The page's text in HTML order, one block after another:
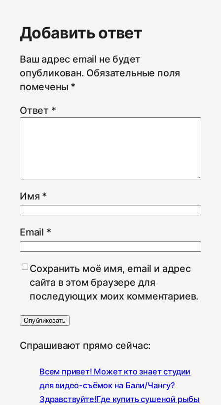
Добавить ответ
Ваш адрес email не будет
опубликован. Обязательные поля
помечены *
Ответ *
Имя *
Email *
Сохранить моё имя, email и адрес
сайта в этом браузере для
последующих моих комментариев.
Спрашивают прямо сейчас:
Всем привет! Может кто знает студии
для видео-съёмок на Бали/Чангу?
Здравствуйте!Где купить сушеной рыбы